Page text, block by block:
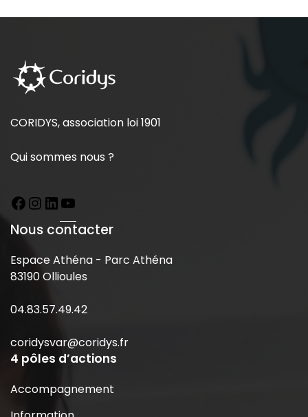
CORIDYS, association loi 1901
Qui sommes nous ?
Nous contacter
Espace Athéna - Parc Athéna
83190 Ollioules
04.83.57.49.42
coridysvar@coridys.fr
4 pôles d’actions
Accompagnement